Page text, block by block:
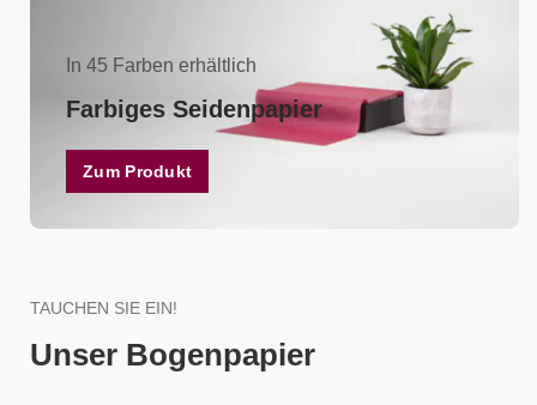
In 45 Farben erhältlich
Farbiges Seidenpapier
Zum Produkt
TAUCHEN SIE EIN!
Unser Bogenpapier